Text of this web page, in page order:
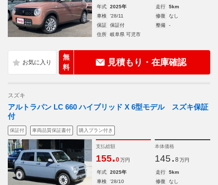
年式 2025年 走行
5km
車検
'28/11 修復
なし
保証
保証付 整備
-
住所
岐阜県 可児市
無
料
見積もり・在庫確認
スズキ
アルトラパン LC 660 ハイブリッド X 6型モデル スズキ保証
付
保証付 車両品質保証書付 購入プラン付き
支払総額
155.0 万円
本体価格
145. 8 万円
年式 2025年 走行
5km
車検
'28/10 修復
なし